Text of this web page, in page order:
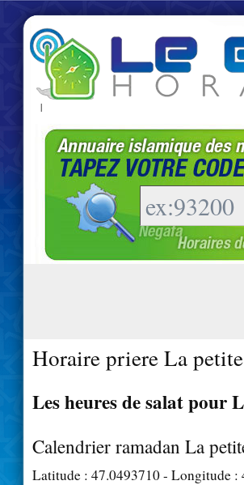
|
Horaire priere La
Les heures de salat pour
Calendrier ramadan La
Latitude : 47.0493710- Longitude :